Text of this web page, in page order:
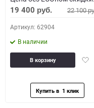
19 400 руб. 22 100
Артикул: 62904
В наличии
В корзину